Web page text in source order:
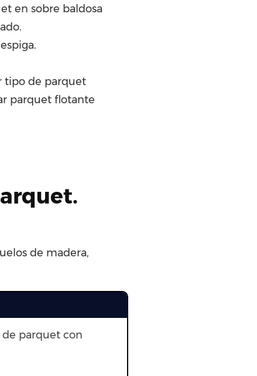
en sobre baldosa
tipo de parquet
parquet flotante
de madera,
parquet con